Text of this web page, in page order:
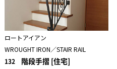
ロートアイアン
WROUGHT IRON／STAIR RAIL
132 階段手摺 [住宅]